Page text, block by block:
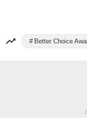
Better Choice